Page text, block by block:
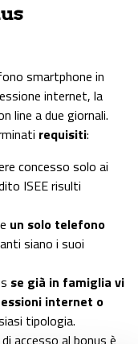
smartphone in
internet, la
line a due giornali.
requisiti:
concesso solo ai
ISEE risulti
un solo telefono
siano i suoi
se già in famiglia vi
internet o
tipologia.
accesso al bonus è